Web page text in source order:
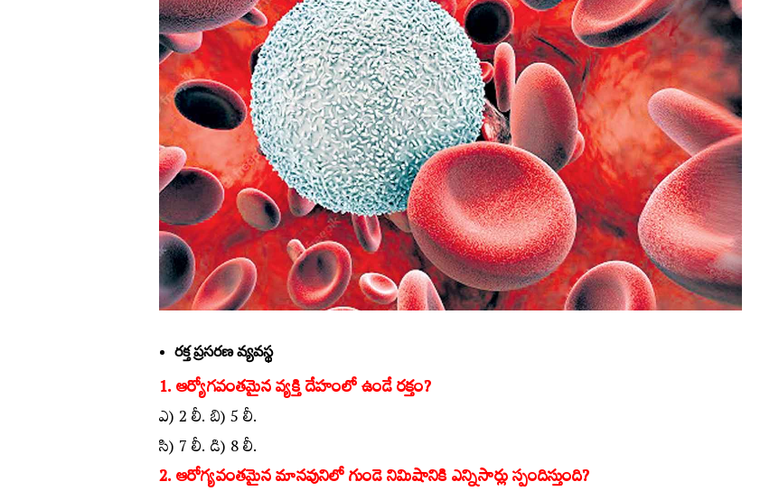
రక్త ప్రసరణ వ్యవస్థ
1. ఆర్యోగవంతమైన వ్యక్తి దేహంలో ఉండే రక్తం?
ఎ) 2 లీ. బి) 5 లీ.
సి) 7 లీ. డి) 8 లీ.
2. ఆరోగ్యవంతమైన మానవునిలో గుండె నిమిషానికి ఎన్నిసార్లు స్పందిస్తుంది?